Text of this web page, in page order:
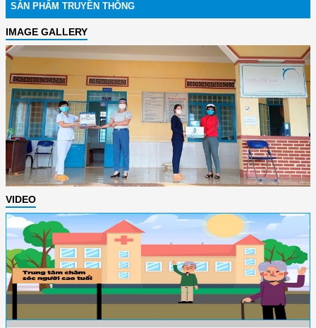
SẢN PHẨM TRUYỀN THÔNG
IMAGE GALLERY
VIDEO